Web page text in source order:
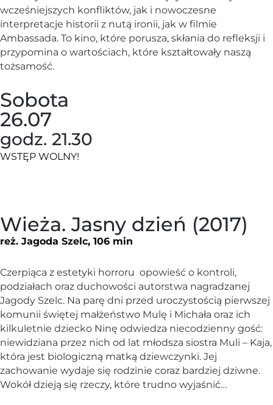
wcześniejszych konfliktów, jak i nowoczesne
interpretacje historii z nutą ironii, jak w filmie
Ambassada. To kino, które porusza, skłania do refleksji i
przypomina o wartościach, które kształtowały naszą
tożsamość.
Sobota
26.07
godz. 21.30
WSTĘP WOLNY!
Wieża. Jasny dzień (2017)
reż. Jagoda Szelc, 106 min
Czerpiąca z estetyki horroru opowieść o kontroli,
podziałach oraz duchowości autorstwa nagradzanej
Jagody Szelc. Na parę dni przed uroczystością pierwszej
komunii świętej małżeństwo Mulę i Michała oraz ich
kilkuletnie dziecko Ninę odwiedza niecodzienny gość:
niewidziana przez nich od lat młodsza siostra Muli – Kaja,
która jest biologiczną matką dziewczynki. Jej
zachowanie wydaje się rodzinie coraz bardziej dziwne.
Wokół dzieją się rzeczy, które trudno wyjaśnić…